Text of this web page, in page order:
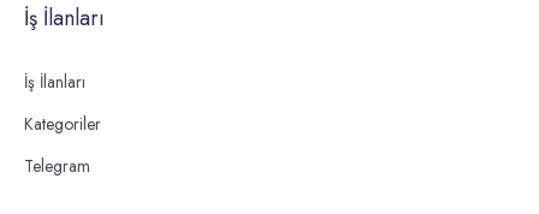
İş İlanları
İş İlanları
Kategoriler
Telegram